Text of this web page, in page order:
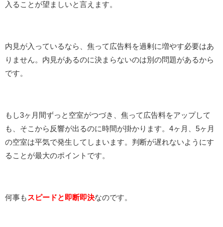
入ることが望ましいと言えます。
内見が入っているなら、焦って広告料を過剰に増やす必要はあ
りません。内見があるのに決まらないのは別の問題があるから
です。
もし3ヶ月間ずっと空室がつづき、焦って広告料をアップして
も、そこから反響が出るのに時間が掛かります。4ヶ月、5ヶ月
の空室は平気で発生してしまいます。判断が遅れないようにす
ることが最大のポイントです。
何事も スピードと即断即決なのです。